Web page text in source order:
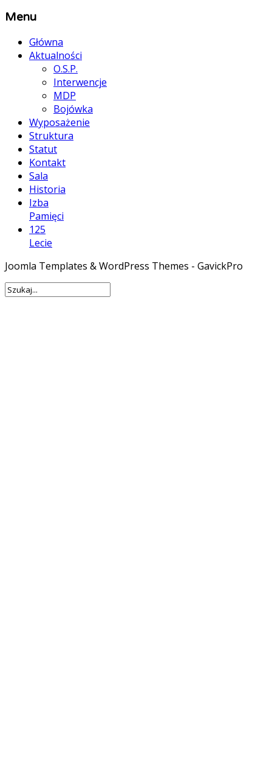
Menu
Główna
Aktualności
O.S.P.
Interwencje
MDP
Bojówka
Wyposażenie
Struktura
Statut
Kontakt
Sala
Historia
Izba
Pamięci
125
Lecie
Joomla Templates & WordPress Themes - GavickPro